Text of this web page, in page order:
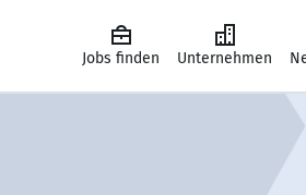
Jobs finden Unternehmen